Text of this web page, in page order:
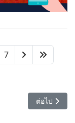
7
เนื้อหาถัดไ
ต่อไป